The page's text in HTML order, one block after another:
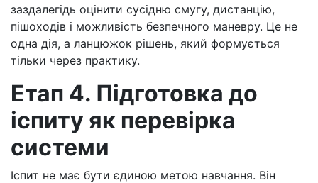
заздалегідь оцінити сусідню смугу, дистанцію,
пішоходів і можливість безпечного маневру. Це не
одна дія, а ланцюжок рішень, який формується
тільки через практику.
Етап 4. Підготовка до
іспиту як перевірка
системи
Іспит не має бути єдиною метою навчання. Він